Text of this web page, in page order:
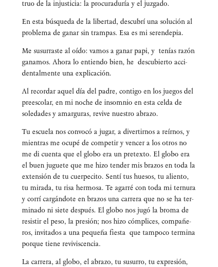
truo de la injus­ti­cia: la pro­cu­ra­du­ría y el juzgado.
En esta bús­que­da de la liber­tad, des­cu­brí una solu­ción al
pro­ble­ma de ganar sin tram­pas. Esa es mi serendepia.
Me susu­rras­te al oído: vamos a ganar papi, y tenías razón
gana­mos. Aho­ra lo entien­do bien, he des­cu­bier­to acci­
den­tal­men­te una explicación.
Al recor­dar aquel día del padre, con­ti­go en los jue­gos del
pre­es­co­lar, en mi noche de insom­nio en esta cel­da de
sole­da­des y amar­gu­ras, revi­ve nues­tro abrazo.
Tu escue­la nos con­vo­có a jugar, a diver­tir­nos a reír­nos, y
mien­tras me ocu­pé de com­pe­tir y ven­cer a los otros no
me di cuen­ta que el glo­bo era un pre­tex­to. El glo­bo era
el buen jugue­te que me hizo ten­der mis bra­zos en toda la
exten­sión de tu cuer­pe­ci­to. Sen­tí tus hue­sos, tu alien­to,
tu mira­da, tu risa her­mo­sa. Te aga­rré con toda mi ter­nu­ra
y corrí car­gán­do­te en bra­zos una carre­ra que no se ha ter­
mi­na­do ni sie­te des­pués. El glo­bo nos jugó la bro­ma de
resis­tir el peso, la pre­sión; nos hizo cóm­pli­ces, com­pa­ñe­
ros, invi­ta­dos a una peque­ña fies­ta que tam­po­co ter­mi­na
por­que tie­ne reviviscencia.
La carre­ra, al glo­bo, el abra­zo, tu susu­rro, tu expre­sión,